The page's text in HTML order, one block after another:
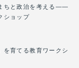
ちと政治を考える――
ショップ
を育てる教育ワークシ